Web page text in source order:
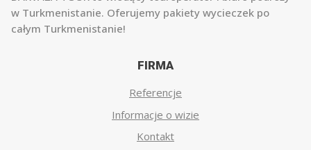
w Turkmenistanie. Oferujemy pakiety wycieczek po
całym Turkmenistanie!
FIRMA
Referencje
Informacje o wizie
Kontakt